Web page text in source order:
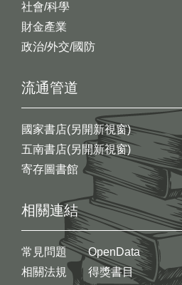
社會/科學
財金產業
政治/外交/國防
流通管道
國家書店(另開新視窗)
五南書店(另開新視窗)
寄存圖書館
相關連結
常見問題
相關法規
OpenData
得獎書目